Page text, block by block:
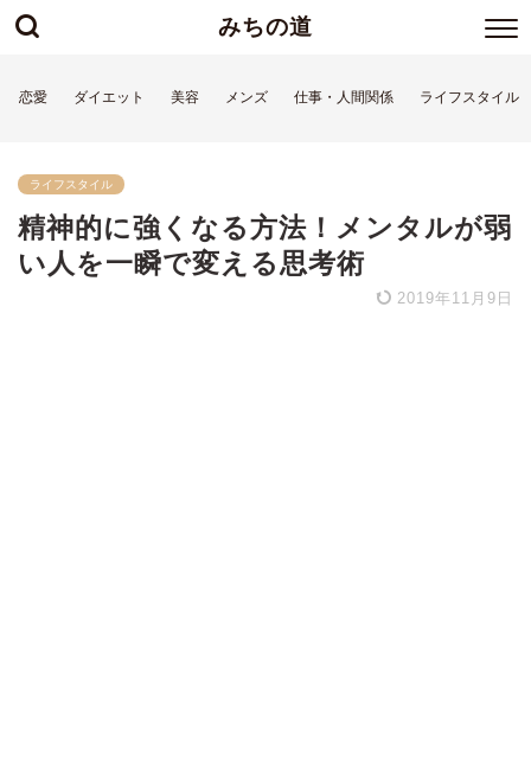
みちの道
恋愛 ダイエット 美容 メンズ 仕事・人間関係 ライフスタイル
ライフスタイル
精神的に強くなる方法！メンタルが弱
い人を一瞬で変える思考術
2019年11月9日